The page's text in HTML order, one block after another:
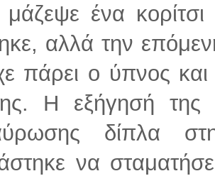
μάζεψε ένα
αλλά την
πάρει ο ύπνος
Η εξήγησή
δίπλα
να